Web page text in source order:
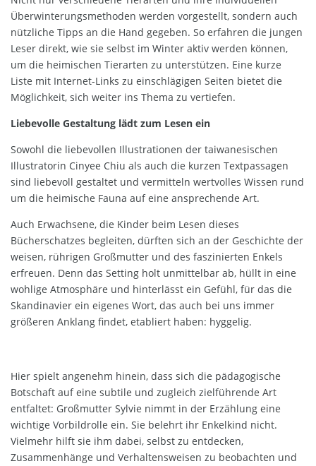
Überwinterungsmethoden werden vorgestellt, sondern auch
nützliche Tipps an die Hand gegeben. So erfahren die jungen
Leser direkt, wie sie selbst im Winter aktiv werden können,
um die heimischen Tierarten zu unterstützen. Eine kurze
Liste mit Internet-Links zu einschlägigen Seiten bietet die
Möglichkeit, sich weiter ins Thema zu vertiefen.
Liebevolle Gestaltung lädt zum Lesen ein
Sowohl die liebevollen Illustrationen der taiwanesischen
Illustratorin Cinyee Chiu als auch die kurzen Textpassagen
sind liebevoll gestaltet und vermitteln wertvolles Wissen rund
um die heimische Fauna auf eine ansprechende Art.
Auch Erwachsene, die Kinder beim Lesen dieses
Bücherschatzes begleiten, dürften sich an der Geschichte der
weisen, rührigen Großmutter und des faszinierten Enkels
erfreuen. Denn das Setting holt unmittelbar ab, hüllt in eine
wohlige Atmosphäre und hinterlässt ein Gefühl, für das die
Skandinavier ein eigenes Wort, das auch bei uns immer
größeren Anklang findet, etabliert haben: hyggelig.
Hier spielt angenehm hinein, dass sich die pädagogische
Botschaft auf eine subtile und zugleich zielführende Art
entfaltet: Großmutter Sylvie nimmt in der Erzählung eine
wichtige Vorbildrolle ein. Sie belehrt ihr Enkelkind nicht.
Vielmehr hilft sie ihm dabei, selbst zu entdecken,
Zusammenhänge und Verhaltensweisen zu beobachten und